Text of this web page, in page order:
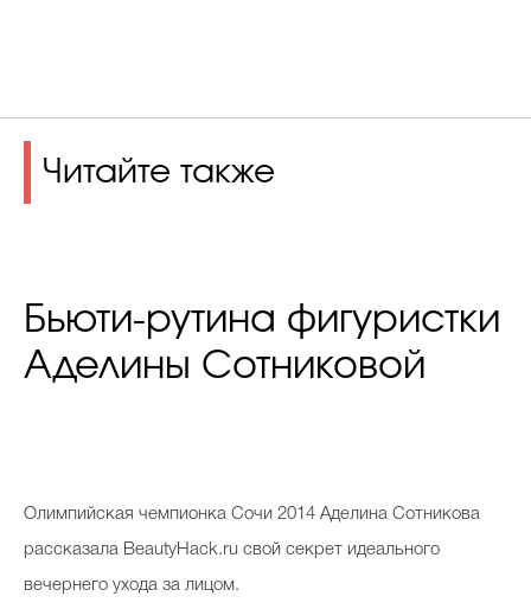
Читайте также
Бьюти-рутина фигуристки
Аделины Сотниковой
Олимпийская чемпионка Сочи 2014 Аделина Сотникова
рассказала BeautyHack.ru свой секрет идеального
вечернего ухода за лицом.